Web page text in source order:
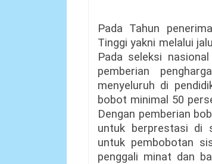
Pada Tahun
Tinggi yakni melalui
Pada seleksi
pemberian
menyeluruh di
bobot minimal 50
Dengan pemberian
untuk berprestasi di
untuk pembobotan
penggali minat dan